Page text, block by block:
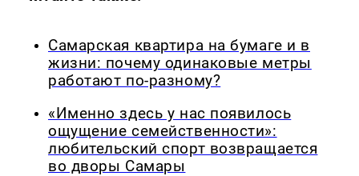
Самарская квартира на бумаге и в
жизни: почему одинаковые метры
работают по-разному?
«Именно здесь у нас появилось
ощущение семейственности»:
любительский спорт возвращается
во дворы Самары